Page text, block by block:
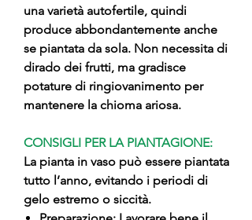
una varietà autofertile, quindi
produce abbondantemente anche
se piantata da sola. Non necessita di
dirado dei frutti, ma gradisce
potature di ringiovanimento per
mantenere la chioma ariosa.
CONSIGLI PER LA PIANTAGIONE:
La pianta in vaso può essere piantata
tutto l’anno, evitando i periodi di
gelo estremo o siccità.